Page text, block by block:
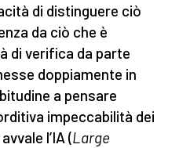
di distinguere ciò
da ciò che è
di verifica da parte
doppiamente in
a pensare
impeccabilità dei
l’IA (Large